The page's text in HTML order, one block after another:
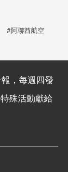
#阿聯酋航空
，每週四發
殊活動獻給